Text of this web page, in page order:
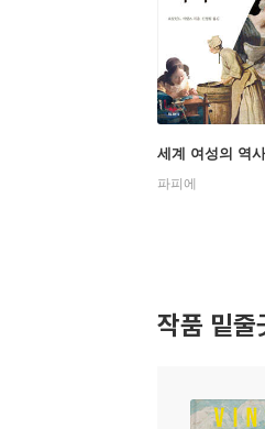
세계 여성의 역사
파피에
작품 밑줄